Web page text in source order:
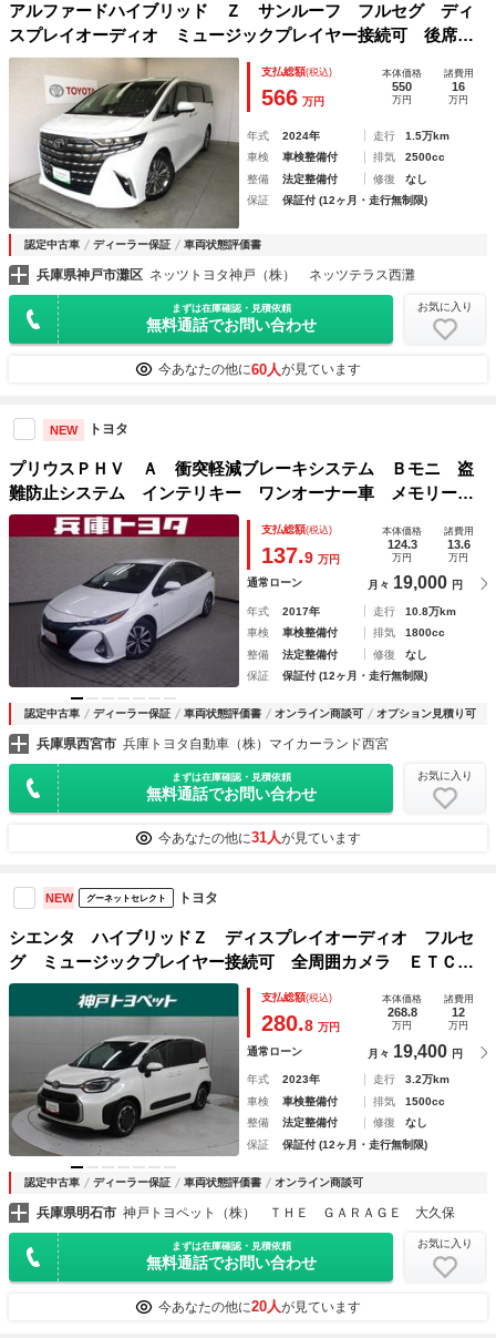
アルファードハイブリッド Ｚ サンルーフ フルセグ ディ
スプレイオーディオ ミュージックプレイヤー接続可 後席モ
ニター バックカメラ 衝突被害軽減システム ＥＴＣ ドラ
レコ 両側電動スライド トヨタ認定中古車ライト
支払総額(税込)
566 万円
本体価格
550
万円
諸費用
16
万円
年式 2024年 走行
1.5万km
車検
車検整備付 排気
2500cc
整備
法定整備付 修復
なし
保証
保証付 (12ヶ月・走行無制限)
認定中古車 ディーラー保証 車両状態評価書
兵庫県神戸市灘区 ネッツトヨタ神戸（株） ネッツテラス西灘
まずは在庫確認・見積依頼
無料通話でお問い合わせ
お気に入り
今あなたの他に60人が見ています
NEW トヨタ
プリウスＰＨＶ Ａ 衝突軽減ブレーキシステム Ｂモニ 盗
難防止システム インテリキー ワンオーナー車 メモリーナ
ビゲーション 地デジＴＶ ＬＥＤ ＥＴＣ車載器 サイドエ
アバッグ クルコン オ－トエアコン キーレス ＡＢＳ
支払総額(税込)
137.9 万円
本体価格
124.3
万円
諸費用
13.6
万円
通常ローン 月々 19,000 円
年式 2017年 走行
10.8万km
車検
車検整備付 排気
1800cc
整備
法定整備付 修復
なし
保証
保証付 (12ヶ月・走行無制限)
認定中古車 ディーラー保証 車両状態評価書 オンライン商談可 オプション見積り可
兵庫県西宮市 兵庫トヨタ自動車（株）マイカーランド西宮
まずは在庫確認・見積依頼
無料通話でお問い合わせ
お気に入り
今あなたの他に31人が見ています
NEW グーネットセレクト トヨタ
シエンタ ハイブリッドＺ ディスプレイオーディオ フルセ
グ ミュージックプレイヤー接続可 全周囲カメラ ＥＴＣ
ドラレコ シートヒーター 両側電動スライドドア ＬＥＤヘ
ッドライト ＢＳＭ ＰＫＳＢ ＴＳＳ
支払総額(税込)
280.8 万円
本体価格
268.8
万円
諸費用
12
万円
通常ローン 月々 19,400 円
年式 2023年 走行
3.2万km
車検
車検整備付 排気
1500cc
整備
法定整備付 修復
なし
保証
保証付 (12ヶ月・走行無制限)
認定中古車 ディーラー保証 車両状態評価書 オンライン商談可
兵庫県明石市 神戸トヨペット（株） ＴＨＥ ＧＡＲＡＧＥ 大久保
まずは在庫確認・見積依頼
無料通話でお問い合わせ
お気に入り
今あなたの他に20人が見ています